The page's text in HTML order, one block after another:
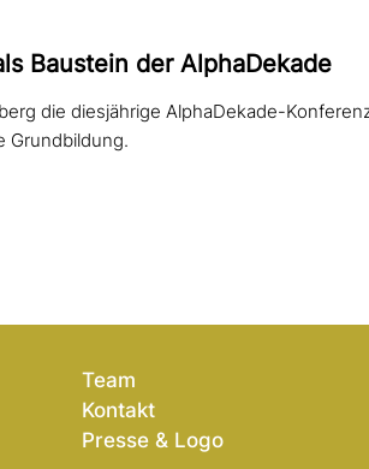
Baustein der AlphaDekade
die diesjährige AlphaDekade-
Grundbildung.
Team
Kontakt
Presse & Logo